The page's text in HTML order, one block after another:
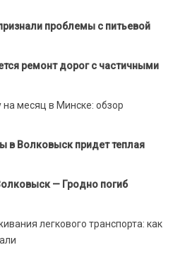
проблемы с питьевой
ремонт дорог с частичными
на месяц в Минске: обзор
в Волковыск придет теплая
— Гродно погиб
легкового транспорта: как